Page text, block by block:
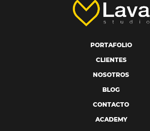
PORTAFOLIO
CLIENTES
NOSOTROS
BLOG
CONTACTO
ACADEMY